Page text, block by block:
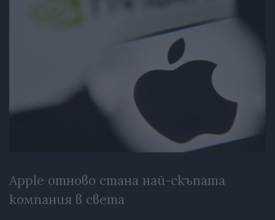
Apple отново стана най-скъпата
компания в света